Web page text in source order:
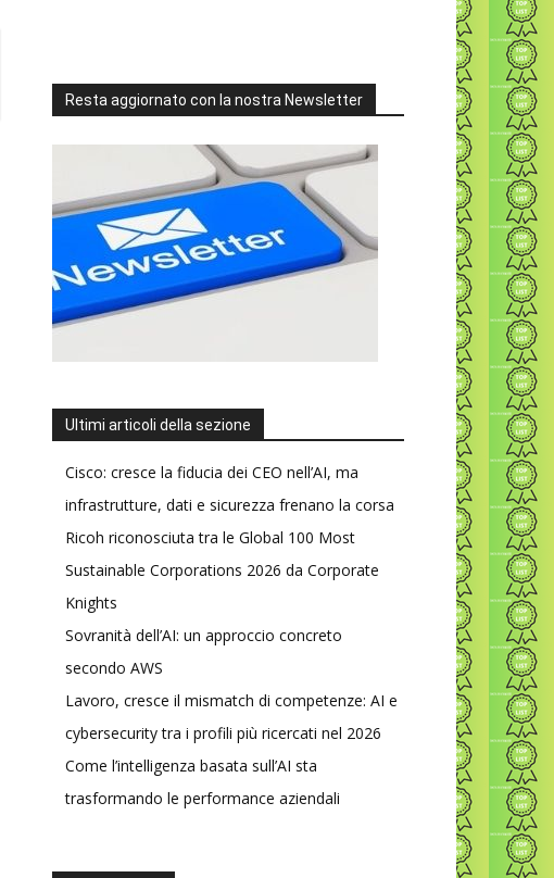
Resta aggiornato con la nostra Newsletter
Ultimi articoli della sezione
Cisco: cresce la fiducia dei CEO nell’AI, ma
infrastrutture, dati e sicurezza frenano la corsa
Ricoh riconosciuta tra le Global 100 Most
Sustainable Corporations 2026 da Corporate
Knights
Sovranità dell’AI: un approccio concreto
secondo AWS
Lavoro, cresce il mismatch di competenze: AI e
cybersecurity tra i profili più ricercati nel 2026
Come l’intelligenza basata sull’AI sta
trasformando le performance aziendali